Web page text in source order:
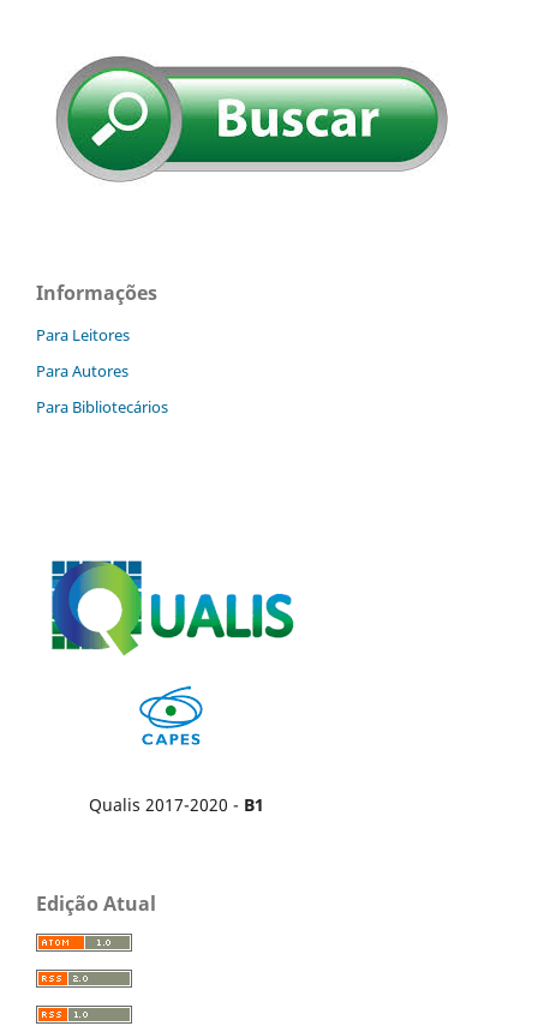
Informações
Para Leitores
Para Autores
Para Bibliotecários
Qualis 2017-2020 - B1
Edição Atual